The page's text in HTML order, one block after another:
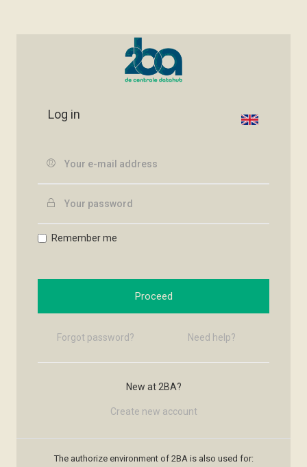
Log in
Remember me
Proceed
Forgot password? Need help?
New at 2BA?
Create new account
The authorize environment of 2BA is also used for: